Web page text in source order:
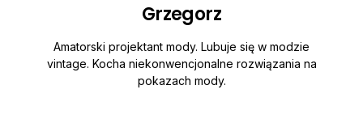
Grzegorz
Amatorski projektant mody. Lubuje się w modzie
vintage. Kocha niekonwencjonalne rozwiązania na
pokazach mody.